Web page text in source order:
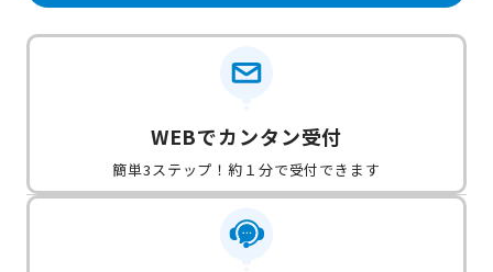
WEBでカンタン受付
簡単3ステップ！約１分で受付できます